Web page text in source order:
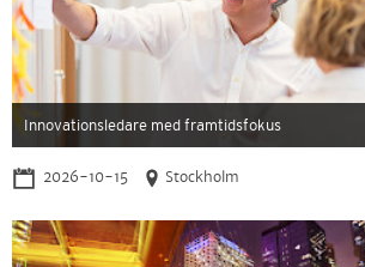
Innovationsledare med framtidsfokus
2026-10-15 Stockholm